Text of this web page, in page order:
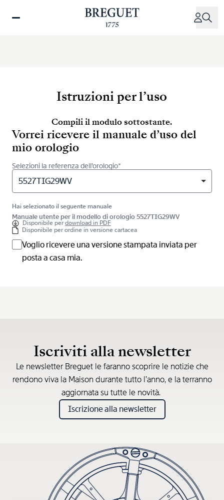
Istruzioni per l’uso
Compili il modulo sottostante.
Vorrei ricevere il manuale d’uso del
mio orologio
Selezioni la referenza dell’orologio*
5527TIG29WV
Hai selezionato il seguente manuale
Manuale utente per il modello di orologio 5527TIG29WV
Disponibile perdownload in PDF
Disponibile per ordine in versione cartacea
Voglio ricevere una versione stampata inviata per
posta a casa mia.
Iscriviti alla newsletter
Le newsletter Breguet le faranno scoprire le notizie che
rendono viva la Maison durante tutto l’anno, e la terranno
aggiornata su tutte le novità.
Iscrizione alla newsletter